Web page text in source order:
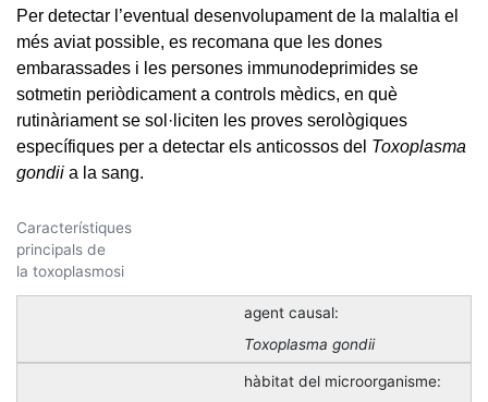
Per detectar l’eventual desenvolupament de la malaltia el
més aviat possible, es recomana que les dones
embarassades i les persones immunodeprimides se
sotmetin periòdicament a controls mèdics, en què
rutinàriament se sol·liciten les proves serològiques
específiques per a detectar els anticossos del Toxoplasma
gondii a la sang.
Característiques
principals de
la toxoplasmosi
agent causal:
Toxoplasma gondii
hàbitat del microorganisme: